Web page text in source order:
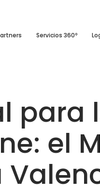
Servicios 360º
para
el